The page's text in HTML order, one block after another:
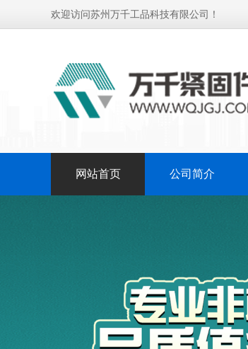
欢迎访问苏州万千工品科技有限公司！
网站首页 公司简介